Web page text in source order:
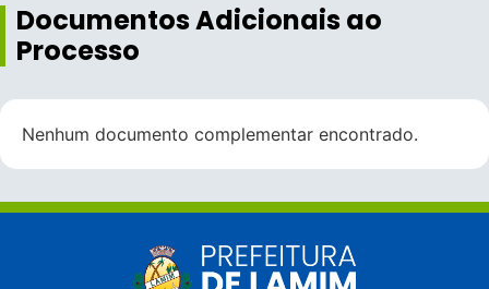
Documentos Adicionais ao
Processo
Nenhum documento complementar encontrado.